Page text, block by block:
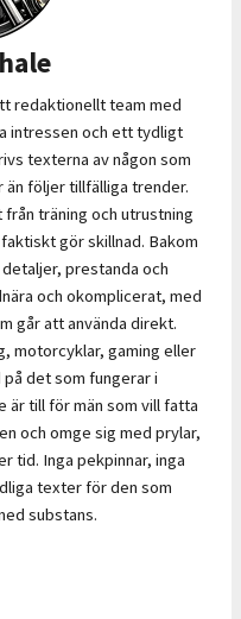
redaktionellt team med
intressen och ett tydligt
texterna av någon som
än följer tillfälliga trender.
träning och utrustning
gör skillnad. Bakom
prestanda och
och okomplicerat, med
går att använda direkt.
motorcyklar, gaming eller
det som fungerar i
är till för män som vill fatta
och omge sig med prylar,
tid. Inga pekpinnar, inga
texter för den som
substans.